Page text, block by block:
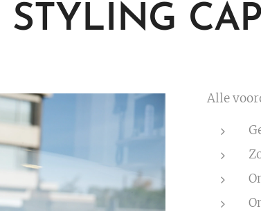
STYLING
Alle